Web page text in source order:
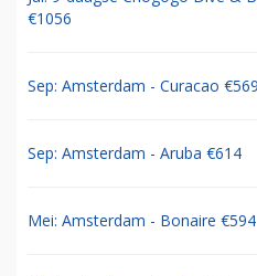
€1056
Sep: Amsterdam - Curacao €569
Sep: Amsterdam - Aruba €614
Mei: Amsterdam - Bonaire €594